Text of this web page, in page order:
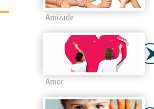
Amizade
Amor